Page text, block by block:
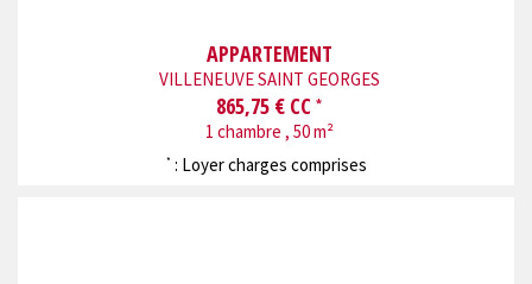
APPARTEMENT
VILLENEUVE SAINT GEORGES
865,75 € CC *
1 chambre , 50 m²
* : Loyer charges comprises